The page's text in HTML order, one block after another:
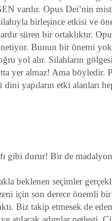
vardır. Opus Dei’nin
birleşince etkisi ve
süren bir ortaklıktır.
Bunun bir önemi
yol alır. Silahların
yer almaz! Ama böyledir.
yapıların etki alanları
gibi durur! Bir de
beklenen seçimler
için son derece önemli bir
Biz takip etmesek de